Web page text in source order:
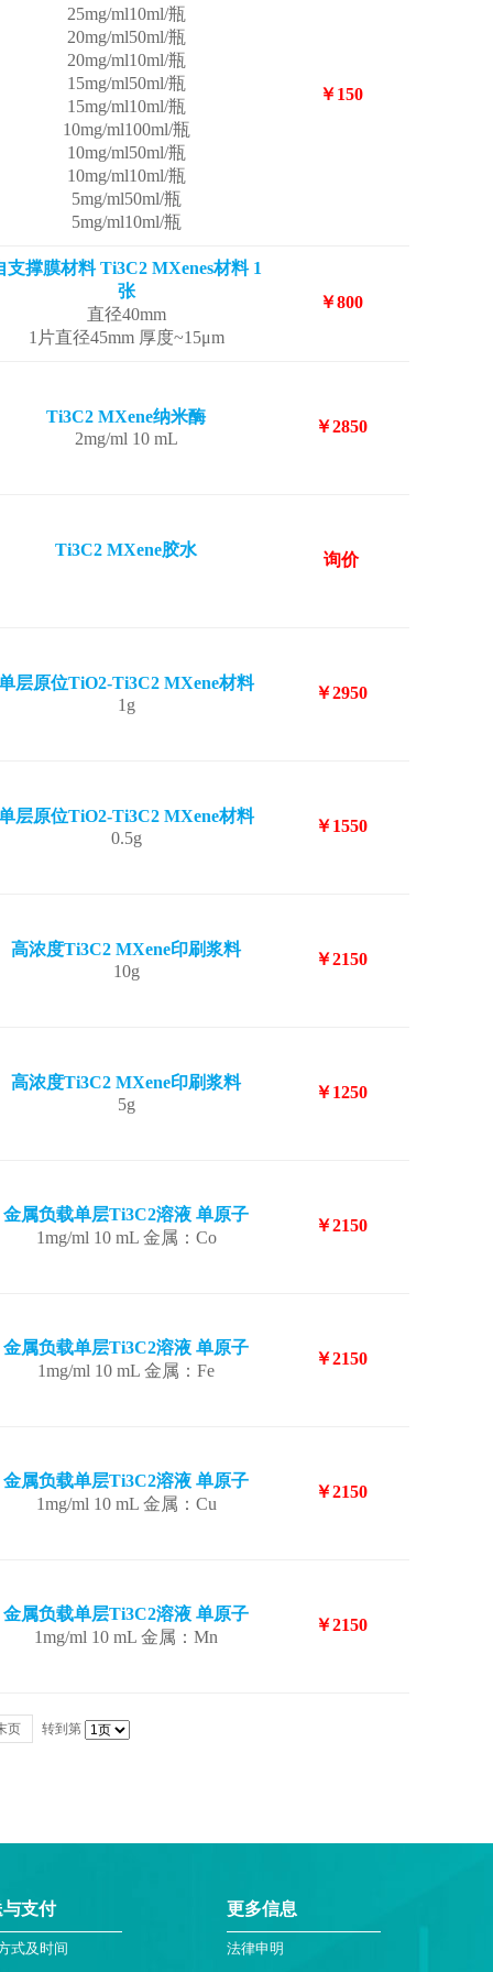
25mg/ml10ml/瓶
20mg/ml50ml/瓶
20mg/ml10ml/瓶
15mg/ml50ml/瓶
15mg/ml10ml/瓶
10mg/ml100ml/瓶
10mg/ml50ml/瓶
10mg/ml10ml/瓶
5mg/ml50ml/瓶
5mg/ml10ml/瓶
￥150
支撑膜材料 Ti3C2 MXenes材料 1
张
直径40mm
1片直径45mm 厚度~15μm
￥800
Ti3C2 MXene纳米酶
2mg/ml 10 mL
￥2850
Ti3C2 MXene胶水
询价
层原位TiO2-Ti3C2 MXene材料
1g
￥2950
层原位TiO2-Ti3C2 MXene材料
0.5g
￥1550
高浓度Ti3C2 MXene印刷浆料
10g
￥2150
高浓度Ti3C2 MXene印刷浆料
5g
￥1250
金属负载单层Ti3C2溶液 单原子
1mg/ml 10 mL 金属：Co
￥2150
金属负载单层Ti3C2溶液 单原子
1mg/ml 10 mL 金属：Fe
￥2150
金属负载单层Ti3C2溶液 单原子
1mg/ml 10 mL 金属：Cu
￥2150
金属负载单层Ti3C2溶液 单原子
1mg/ml 10 mL 金属：Mn
￥2150
页 转到第
支付
式及时间
更多信息
法律申明